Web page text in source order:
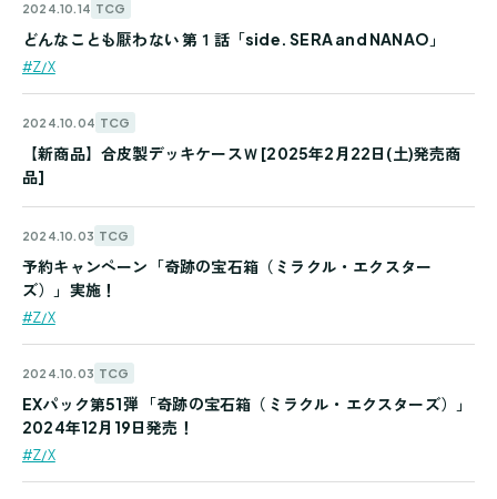
2024.10.14 TCG
#Z/X
どんなことも厭わない 第１話「side. SERA and NANAO」
2024.10.04 TCG
【新商品】合皮製デッキケースＷ [2025年2月22日(土)発売商
品]
2024.10.03 TCG
#Z/X
予約キャンペーン「奇跡の宝石箱（ミラクル・エクスター
ズ）」実施！
2024.10.03 TCG
#Z/X
EXパック第51弾 「奇跡の宝石箱（ミラクル・エクスターズ）」
2024年12月19日発売！